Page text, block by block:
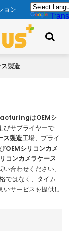
ョン
製造
はOEMシ
びサプライヤーで
ス製造工場、プライ
OEMシリコンカメ
コンカメラケース
合わせください、
ではなく、タイム
いサービスを提供し